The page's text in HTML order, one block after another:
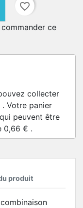
favorite_border
ce
collecter
. Votre panier
peuvent être
0,66 € .
produit